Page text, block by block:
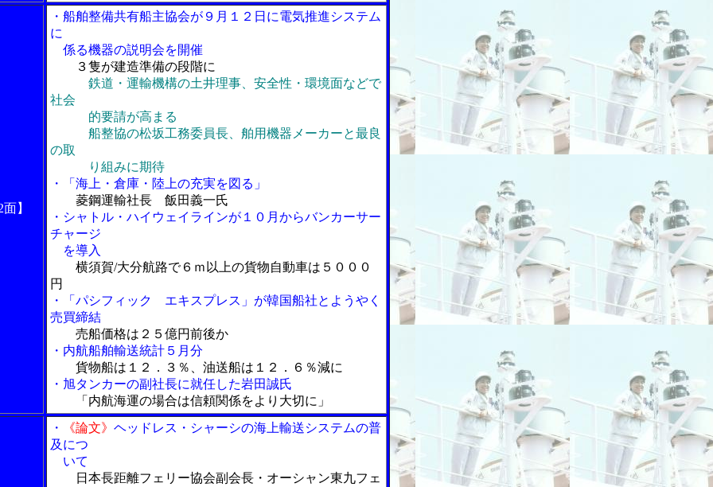
】
・船舶整備共有船主協会が９月１２日に電気推進システム
に
係る機器の説明会を開催
３隻が建造準備の段階に
鉄道・運輸機構の土井理事、安全性・環境面などで
社会
的要請が高まる
船整協の松坂工務委員長、舶用機器メーカーと最良
の取
り組みに期待
・「海上・倉庫・陸上の充実を図る」
菱鋼運輸社長 飯田義一氏
・シャトル・ハイウェイラインが１０月からバンカーサー
チャージ
を導入
横須賀/大分航路で６ｍ以上の貨物自動車は５０００
円
・「パシフィック エキスプレス」が韓国船社とようやく
売買締結
売船価格は２５億円前後か
・内航船舶輸送統計５月分
貨物船は１２．３％、油送船は１２．６％減に
・旭タンカーの副社長に就任した岩田誠氏
「内航海運の場合は信頼関係をより大切に」
・ 《論文》 ヘッドレス・シャーシの海上輸送システムの普
及につ
いて
日本長距離フェリー協会副会長・オーシャン東九フェ